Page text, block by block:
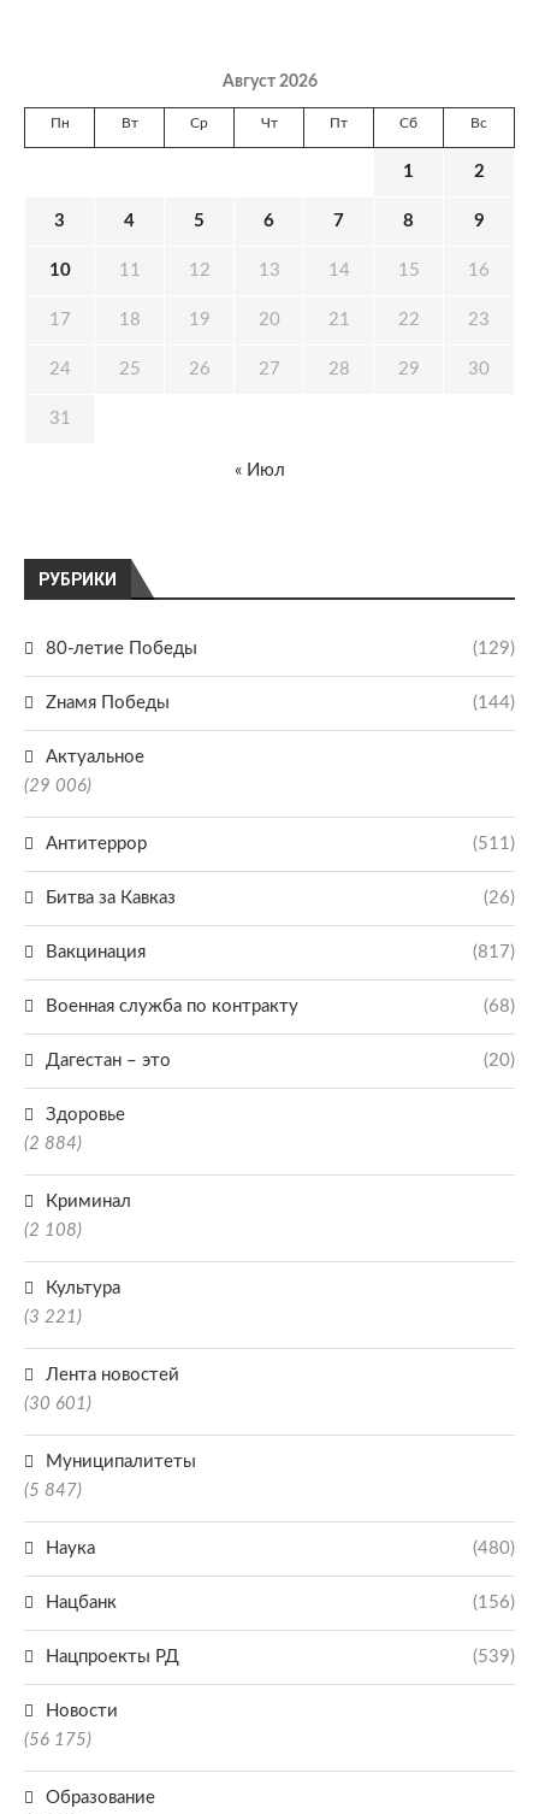
РУБРИКИ
80-летие Победы (129)
Zнамя Победы (144)
Актуальное
(29 006)
Антитеррор (511)
Битва за Кавказ (26)
Вакцинация (817)
Военная служба по контракту (68)
Дагестан – это (20)
Здоровье
(2 884)
Криминал
(2 108)
Культура
(3 221)
Лента новостей
(30 601)
Муниципалитеты
(5 847)
Наука (480)
Нацбанк (156)
Нацпроекты РД (539)
Новости
(56 175)
Образование
Август 2026
Пн Вт Ср Чт Пт Сб Вс
1 2
3 4 5 6 7 8 9
10 11 12 13 14 15 16
17 18 19 20 21 22 23
24 25 26 27 28 29 30
31
« Июл